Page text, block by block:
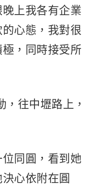
上我各有企業
心態，我對很
，同時接受所
，往中壢路上，
同圓，看到她
心依附在圓